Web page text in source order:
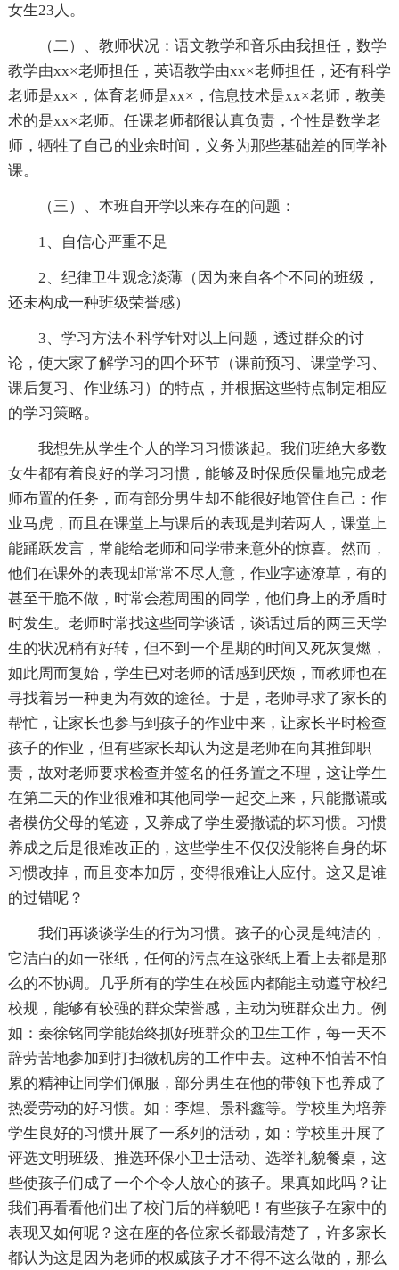
女生23人。
（二）、教师状况：语文教学和音乐由我担任，数学
教学由xx×老师担任，英语教学由xx×老师担任，还有科学
老师是xx×，体育老师是xx×，信息技术是xx×老师，教美
术的是xx×老师。任课老师都很认真负责，个性是数学老
师，牺牲了自己的业余时间，义务为那些基础差的同学补
课。
（三）、本班自开学以来存在的问题：
1、自信心严重不足
2、纪律卫生观念淡薄（因为来自各个不同的班级，
还未构成一种班级荣誉感）
3、学习方法不科学针对以上问题，透过群众的讨
论，使大家了解学习的四个环节（课前预习、课堂学习、
课后复习、作业练习）的特点，并根据这些特点制定相应
的学习策略。
我想先从学生个人的学习习惯谈起。我们班绝大多数
女生都有着良好的学习习惯，能够及时保质保量地完成老
师布置的任务，而有部分男生却不能很好地管住自己：作
业马虎，而且在课堂上与课后的表现是判若两人，课堂上
能踊跃发言，常能给老师和同学带来意外的惊喜。然而，
他们在课外的表现却常常不尽人意，作业字迹潦草，有的
甚至干脆不做，时常会惹周围的同学，他们身上的矛盾时
时发生。老师时常找这些同学谈话，谈话过后的两三天学
生的状况稍有好转，但不到一个星期的时间又死灰复燃，
如此周而复始，学生已对老师的话感到厌烦，而教师也在
寻找着另一种更为有效的途径。于是，老师寻求了家长的
帮忙，让家长也参与到孩子的作业中来，让家长平时检查
孩子的作业，但有些家长却认为这是老师在向其推卸职
责，故对老师要求检查并签名的任务置之不理，这让学生
在第二天的作业很难和其他同学一起交上来，只能撒谎或
者模仿父母的笔迹，又养成了学生爱撒谎的坏习惯。习惯
养成之后是很难改正的，这些学生不仅仅没能将自身的坏
习惯改掉，而且变本加厉，变得很难让人应付。这又是谁
的过错呢？
我们再谈谈学生的行为习惯。孩子的心灵是纯洁的，
它洁白的如一张纸，任何的污点在这张纸上看上去都是那
么的不协调。几乎所有的学生在校园内都能主动遵守校纪
校规，能够有较强的群众荣誉感，主动为班群众出力。例
如：秦徐铭同学能始终抓好班群众的卫生工作，每一天不
辞劳苦地参加到打扫微机房的工作中去。这种不怕苦不怕
累的精神让同学们佩服，部分男生在他的带领下也养成了
热爱劳动的好习惯。如：李煌、景科鑫等。学校里为培养
学生良好的习惯开展了一系列的活动，如：学校里开展了
评选文明班级、推选环保小卫士活动、选举礼貌餐桌，这
些使孩子们成了一个个令人放心的孩子。果真如此吗？让
我们再看看他们出了校门后的样貌吧！有些孩子在家中的
表现又如何呢？这在座的各位家长都最清楚了，许多家长
都认为这是因为老师的权威孩子才不得不这么做的，那么